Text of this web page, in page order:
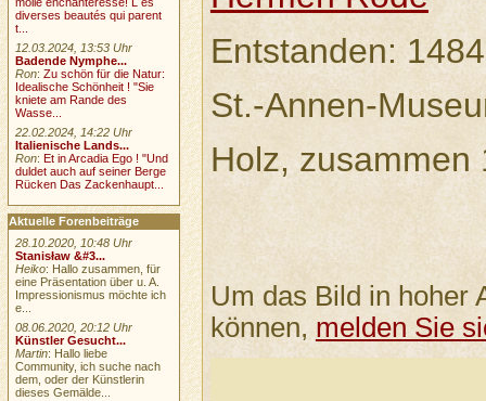
Entstanden: 1484
St.-Annen-
Holz, zusammen
Um das Bild in hoher
können, melden Sie
diverses beautés qui parent
t...
12.03.2024, 13:53 Uhr
Badende Nymphe...
Ron:Zu schön für die Natur:
Idealische Schönheit ! "Sie
kniete am Rande des
Wasse...
22.02.2024, 14:22 Uhr
Italienische Lands...
Ron:Et in Arcadia Ego ! "Und
duldet auch auf seiner Berge
Rücken Das Zackenhaupt...
Aktuelle Forenbeiträge
28.10.2020, 10:48 Uhr
Stanisław &#3...
Heiko: Hallo zusammen, für
eine Präsentation über u. A.
Impressionismus möchte ich
e...
08.06.2020, 20:12 Uhr
Künstler Gesucht...
Martin: Hallo liebe
Community, ich suche nach
dem, oder der Künstlerin
dieses Gemälde...